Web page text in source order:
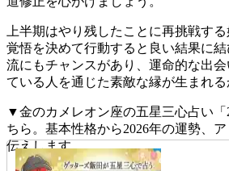
上半期はやり残したことに再挑戦す
覚悟を決めて行動すると良い結果に
流にもチャンスがあり、運命的な出
ている人を通じた素敵な縁が生まれる
▼金のカメレオン座の五星三心占い「
ちら。基本性格から2026年の運勢、
伝えします。